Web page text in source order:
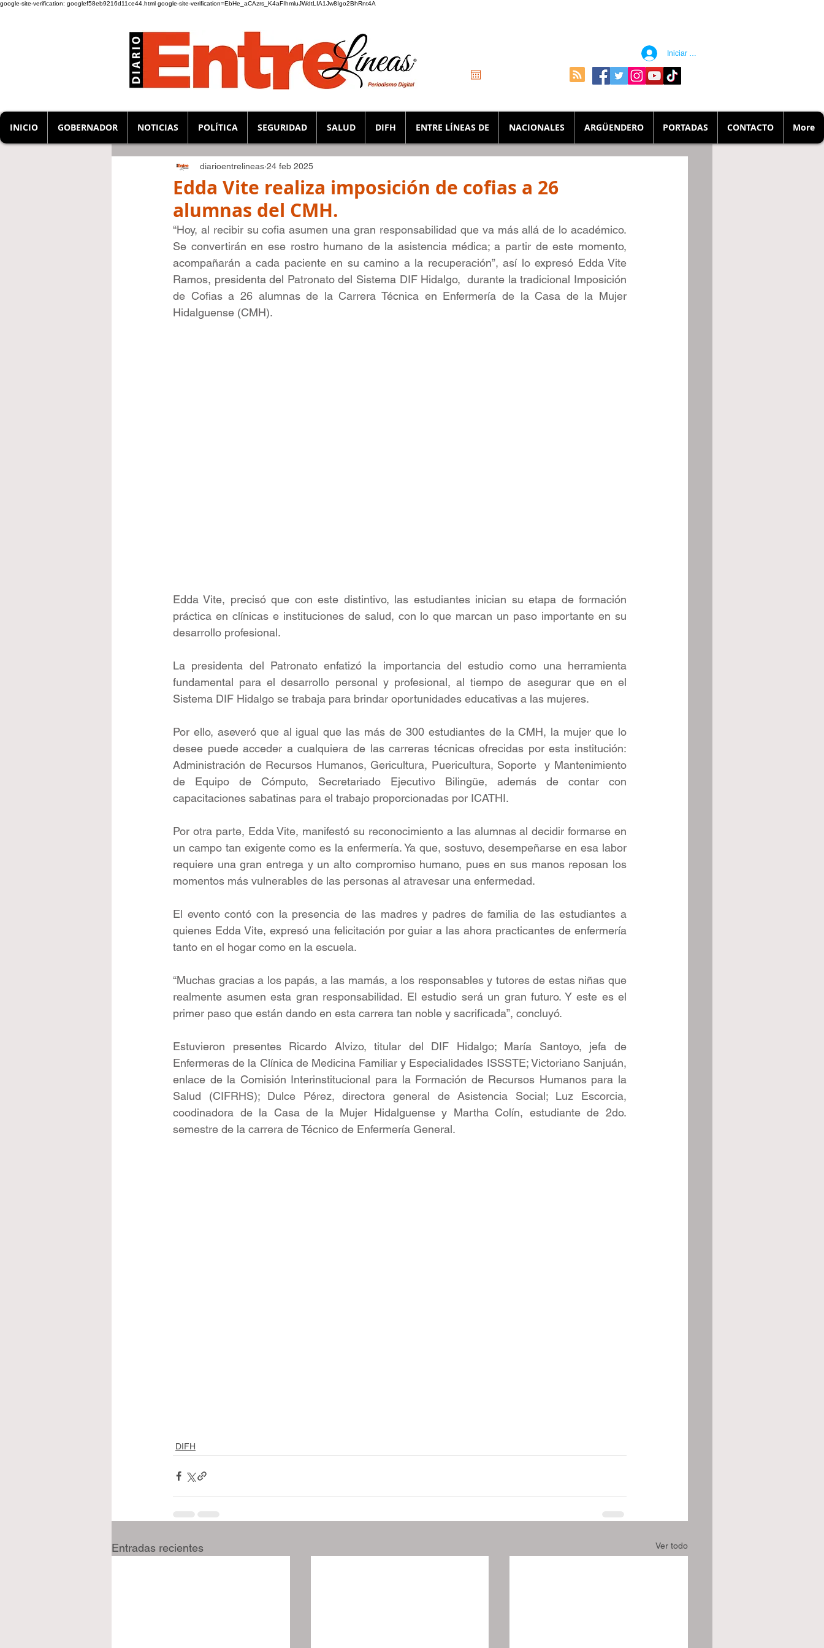
google-site-verification: googlef58eb9216d11ce44.html google-site-verification=EbHe_aCAzrs_K4aFIhmluJWdtLIA1Jw8Igo2BhRnt4A
Iniciar sesión
INICIO GOBERNADOR NOTICIAS POLÍTICA SEGURIDAD SALUD DIFH ENTRE LÍNEAS DE NACIONALES ARGÜENDERO PORTADAS CONTACTO More
Edda Vite realiza imposición de cofias a 26
alumnas del CMH.
diarioentrelineas 24 feb 2025
“Hoy, al recibir su cofia asumen una gran responsabilidad que va más allá de lo académico.
Se convertirán en ese rostro humano de la asistencia médica; a partir de este momento,
acompañarán a cada paciente en su camino a la recuperación”, así lo expresó Edda Vite
Ramos, presidenta del Patronato del Sistema DIF Hidalgo,  durante la tradicional Imposición
de Cofias a 26 alumnas de la Carrera Técnica en Enfermería de la Casa de la Mujer
Hidalguense (CMH).
Edda Vite, precisó que con este distintivo, las estudiantes inician su etapa de formación
práctica en clínicas e instituciones de salud, con lo que marcan un paso importante en su
desarrollo profesional.
La presidenta del Patronato enfatizó la importancia del estudio como una herramienta
fundamental para el desarrollo personal y profesional, al tiempo de asegurar que en el
Sistema DIF Hidalgo se trabaja para brindar oportunidades educativas a las mujeres.
Por ello, aseveró que al igual que las más de 300 estudiantes de la CMH, la mujer que lo
desee puede acceder a cualquiera de las carreras técnicas ofrecidas por esta institución:
Administración de Recursos Humanos, Gericultura, Puericultura, Soporte  y Mantenimiento
de Equipo de Cómputo, Secretariado Ejecutivo Bilingüe, además de contar con
capacitaciones sabatinas para el trabajo proporcionadas por ICATHI.
Por otra parte, Edda Vite, manifestó su reconocimiento a las alumnas al decidir formarse en
un campo tan exigente como es la enfermería. Ya que, sostuvo, desempeñarse en esa labor
requiere una gran entrega y un alto compromiso humano, pues en sus manos reposan los
momentos más vulnerables de las personas al atravesar una enfermedad.
El evento contó con la presencia de las madres y padres de familia de las estudiantes a
quienes Edda Vite, expresó una felicitación por guiar a las ahora practicantes de enfermería
tanto en el hogar como en la escuela.
“Muchas gracias a los papás, a las mamás, a los responsables y tutores de estas niñas que
realmente asumen esta gran responsabilidad. El estudio será un gran futuro. Y este es el
primer paso que están dando en esta carrera tan noble y sacrificada”, concluyó.
Estuvieron presentes Ricardo Alvizo, titular del DIF Hidalgo; María Santoyo, jefa de
Enfermeras de la Clínica de Medicina Familiar y Especialidades ISSSTE; Victoriano Sanjuán,
enlace de la Comisión Interinstitucional para la Formación de Recursos Humanos para la
Salud (CIFRHS); Dulce Pérez, directora general de Asistencia Social; Luz Escorcia,
coodinadora de la Casa de la Mujer Hidalguense y Martha Colín, estudiante de 2do.
semestre de la carrera de Técnico de Enfermería General.
DIFH
Entradas recientes Ver todo